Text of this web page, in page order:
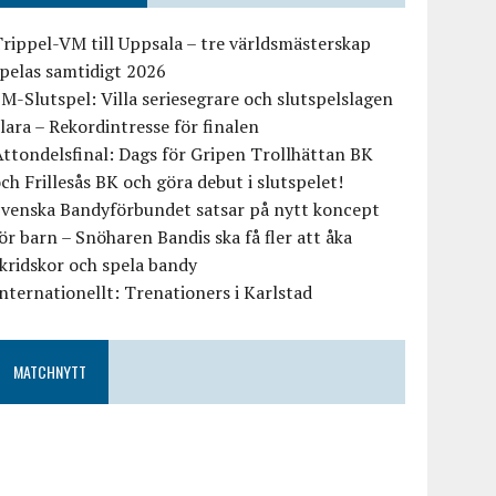
VM till Uppsala – tre världsmästerskap
samtidigt 2026
Slutspel: Villa seriesegrare och slutspelslagen
– Rekordintresse för finalen
Dags för Gripen Trollhättan BK
Frillesås BK och göra debut i slutspelet!
Bandyförbundet satsar på nytt koncept
barn – Snöharen Bandis ska få fler att åka
och spela bandy
Trenationers i Karlstad
MATCHNYTT